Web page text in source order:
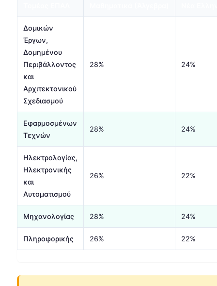
Δομικών
Έργων,
Δομημένου
Περιβάλλοντος
και
Αρχιτεκτονικού
Σχεδιασμού
28% 24%
Εφαρμοσμένων
Τεχνών
28% 24%
Ηλεκτρολογίας,
Ηλεκτρονικής
και
Αυτοματισμού
26% 22%
Μηχανολογίας 28% 24%
Πληροφορικής 26% 22%